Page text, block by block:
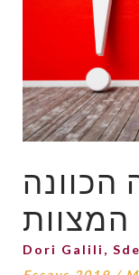
המצוות
Dori Galili,